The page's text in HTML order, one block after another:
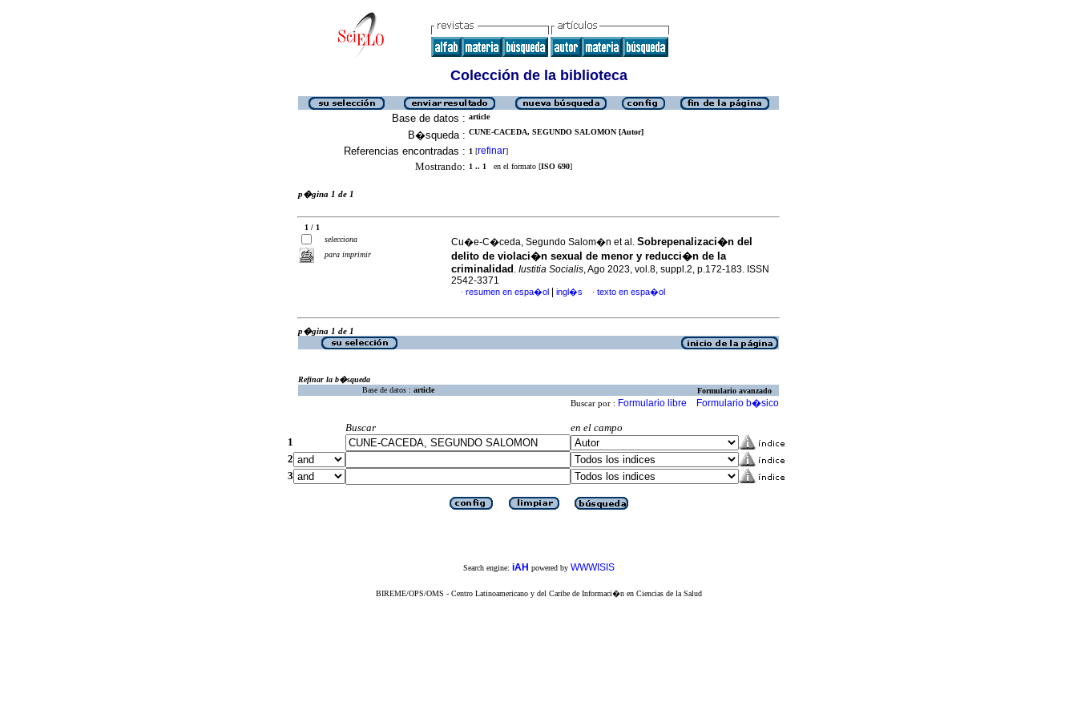
Colección de la biblioteca
Base de datos : article
B�squeda : CUNE-CACEDA, SEGUNDO SALOMON [Autor]
Referencias encontradas : 1 [refinar]
Mostrando: 1 .. 1 en el formato [ISO 690]
p�gina 1 de 1
1 / 1
selecciona
para imprimir
Cu�e-C�ceda, Segundo Salom�n et al. Sobrepenalizaci�n del
delito de violaci�n sexual de menor y reducci�n de la
criminalidad . Iustitia Socialis, Ago 2023, vol.8, suppl.2, p.172-183. ISSN
2542-3371
· resumen en espa�ol ingl�s · texto en espa�ol
p�gina 1 de 1
Refinar la b�squeda
Base de datos : article Formulario avanzado
Buscar por : Formulario libre Formulario b�sico
Buscar
en el campo
1
2
3
Search engine: iAH powered by WWWISIS
BIREME/OPS/OMS - Centro Latinoamericano y del Caribe de Informaci�n en Ciencias de la Salud